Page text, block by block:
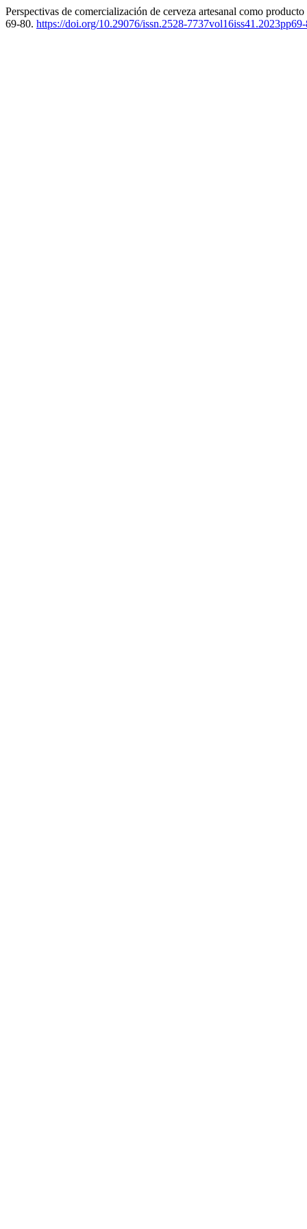
Perspectivas de comercialización de cerveza artesanal como
69-80. https://doi.org/10.29076/issn.2528-